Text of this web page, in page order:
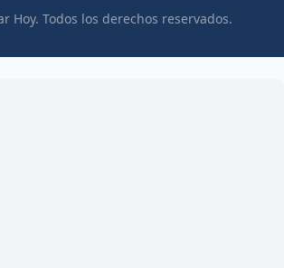
Hoy. Todos los derechos reservados.